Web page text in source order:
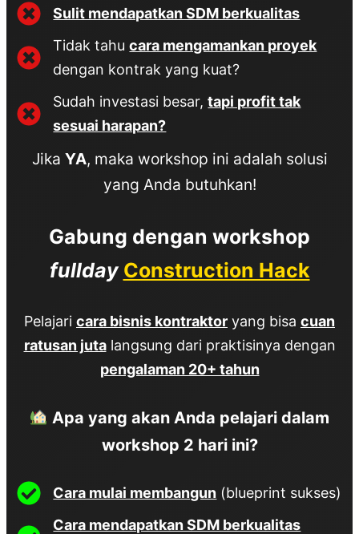
Sulit mendapatkan SDM berkualitas
Tidak tahucara mengamankan proyek
dengan kontrak yang kuat?
Sudah investasi besar,tapi profit tak
sesuai harapan?
Jika YA, maka workshop ini adalah solusi
yang Anda butuhkan!
Gabung dengan workshop
fullday Construction Hack
Pelajari cara bisnis kontraktor yang bisa cuan
ratusan jutalangsung dari praktisinya dengan
pengalaman 20+ tahun
Apa yang akan Anda pelajari dalam
workshop 2 hari ini?
Cara mulai membangun (blueprint sukses)
Cara mendapatkan SDM berkualitas